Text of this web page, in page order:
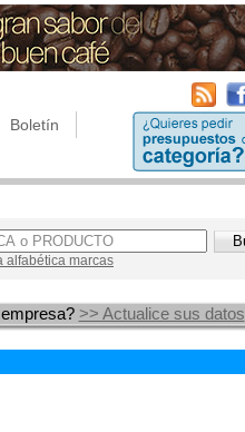
Boletín
alfabética marcas
>> Actualice sus datos